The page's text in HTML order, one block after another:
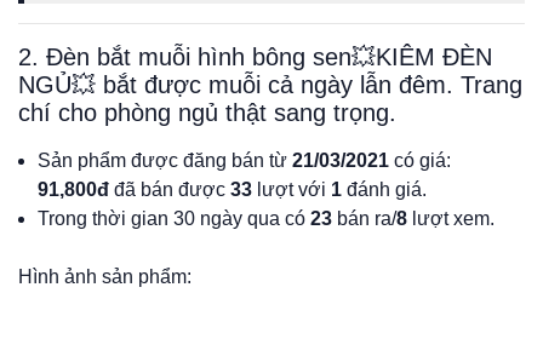
2. Đèn bắt muỗi hình bông sen💥KIÊM ĐÈN
NGỦ💥 bắt được muỗi cả ngày lẫn đêm. Trang
chí cho phòng ngủ thật sang trọng.
Sản phẩm được đăng bán từ 21/03/2021 có giá:
91,800đ đã bán được 33 lượt với 1 đánh giá.
Trong thời gian 30 ngày qua có 23 bán ra/8 lượt xem.
Hình ảnh sản phẩm: